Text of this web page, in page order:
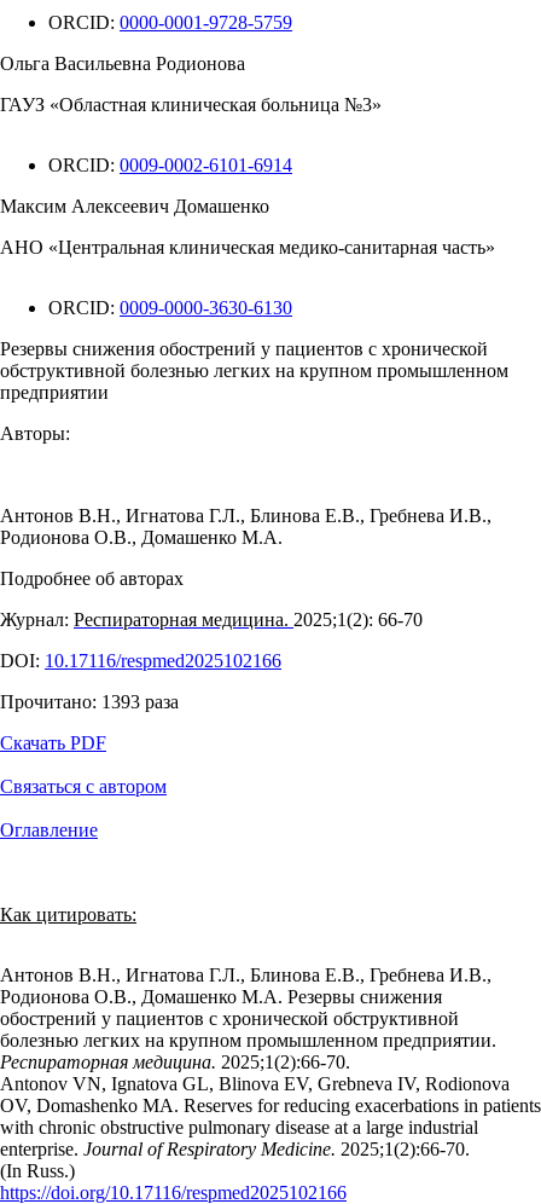
ORCID: 0000-0001-9728-5759
Ольга Васильевна Родионова
ГАУЗ «Областная клиническая больница №3»
ORCID: 0009-0002-6101-6914
Максим Алексеевич Домашенко
АНО «Центральная клиническая медико-санитарная часть»
ORCID: 0009-0000-3630-6130
Резервы снижения обострений у пациентов с хронической
обструктивной болезнью легких на крупном промышленном
предприятии
Авторы:
Антонов В.Н., Игнатова Г.Л., Блинова Е.В., Гребнева И.В.,
Родионова О.В., Домашенко М.А.
Подробнее об авторах
Журнал: Респираторная медицина. 2025;1(2): 66‑70
DOI: 10.17116/respmed2025102166
Прочитано: 1393 раза
Скачать PDF
Связаться с автором
Оглавление
Как цитировать:
Антонов В.Н., Игнатова Г.Л., Блинова Е.В., Гребнева И.В.,
Родионова О.В., Домашенко М.А. Резервы снижения
обострений у пациентов с хронической обструктивной
болезнью легких на крупном промышленном предприятии.
Респираторная медицина. 2025;1(2):66‑70.
Antonov VN, Ignatova GL, Blinova EV, Grebneva IV, Rodionova
OV, Domashenko MA. Reserves for reducing exacerbations in patients
with chronic obstructive pulmonary disease at a large industrial
enterprise. Journal of Respiratory Medicine. 2025;1(2):66‑70.
(In Russ.)
https://doi.org/10.17116/respmed2025102166